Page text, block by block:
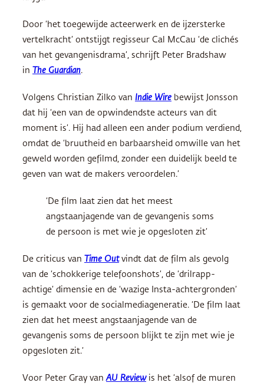
Door ‘het toegewijde acteerwerk en de ijzersterke
vertelkracht’ ontstijgt regisseur Cal McCau ‘de clichés
van het gevangenisdrama’, schrijft Peter Bradshaw
in The Guardian.
Volgens Christian Zilko van Indie Wire bewijst Jonsson
dat hij ‘een van de opwindendste acteurs van dit
moment is’. Hij had alleen een ander podium verdiend,
omdat de ‘bruutheid en barbaarsheid omwille van het
geweld worden gefilmd, zonder een duidelijk beeld te
geven van wat de makers veroordelen.’
‘De film laat zien dat het meest
angstaanjagende van de gevangenis soms
de persoon is met wie je opgesloten zit’
De criticus van Time Outvindt dat de film als gevolg
van de ‘schokkerige telefoonshots’, de ‘drilrapp-
achtige’ dimensie en de ‘wazige Insta-achtergronden’
is gemaakt voor de socialmediageneratie. ‘De film laat
zien dat het meest angstaanjagende van de
gevangenis soms de persoon blijkt te zijn met wie je
opgesloten zit.’
Voor Peter Gray van AU Reviewis het ‘alsof de muren